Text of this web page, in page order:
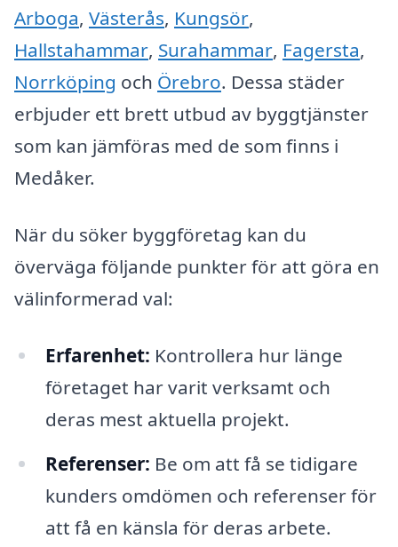
Arboga, Västerås, Kungsör,
Hallstahammar, Surahammar, Fagersta,
Norrköping och Örebro. Dessa städer
erbjuder ett brett utbud av byggtjänster
som kan jämföras med de som finns i
Medåker.
När du söker byggföretag kan du
överväga följande punkter för att göra en
välinformerad val:
Erfarenhet: Kontrollera hur länge
företaget har varit verksamt och
deras mest aktuella projekt.
Referenser: Be om att få se tidigare
kunders omdömen och referenser för
att få en känsla för deras arbete.